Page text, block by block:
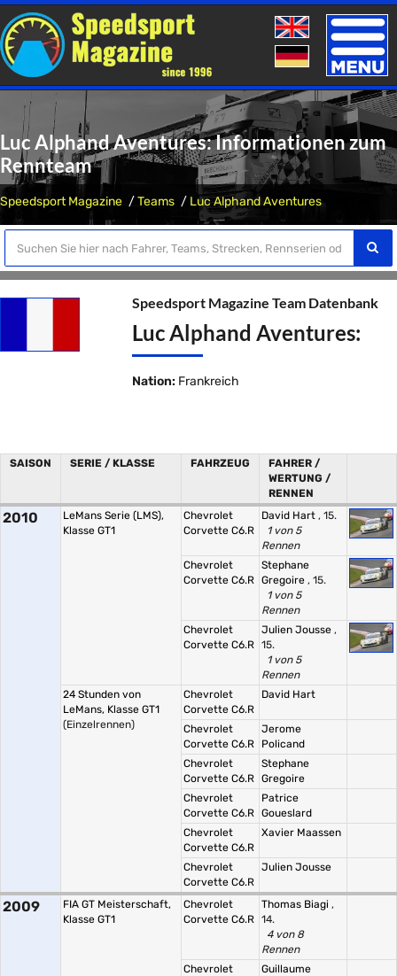
Toggle
Luc Alphand Aventures: Informationen zum
Rennteam
Speedsport Magazine Teams Luc Alphand Aventures
Speedsport Magazine Team Datenbank
Luc Alphand Aventures:
Nation: Frankreich
SAISON SERIE / KLASSE FAHRZEUG
FAHRER /
WERTUNG /
RENNEN
2010
LeMans Serie (LMS),
Klasse GT1
Chevrolet
Corvette C6.R
David Hart , 15.
1 von 5
Rennen
Chevrolet
Corvette C6.R
Stephane
Gregoire , 15.
1 von 5
Rennen
Chevrolet
Corvette C6.R
Julien Jousse ,
15.
1 von 5
Rennen
24 Stunden von
LeMans, Klasse GT1
(Einzelrennen)
Chevrolet
Corvette C6.R
David Hart
Chevrolet
Corvette C6.R
Jerome
Policand
Chevrolet
Corvette C6.R
Stephane
Gregoire
Chevrolet
Corvette C6.R
Patrice
Goueslard
Chevrolet
Corvette C6.R
Xavier Maassen
Chevrolet
Corvette C6.R
Julien Jousse
2009
FIA GT Meisterschaft,
Klasse GT1
Chevrolet
Corvette C6.R
Thomas Biagi ,
14.
4 von 8
Rennen
Chevrolet
Guillaume